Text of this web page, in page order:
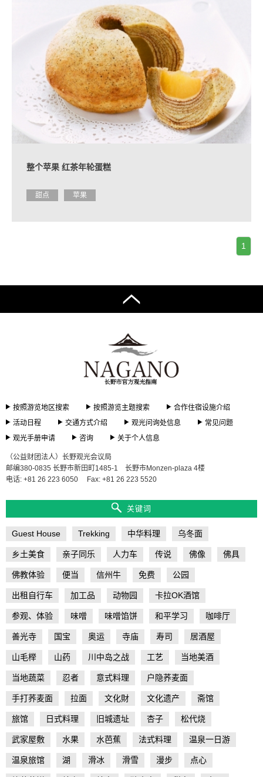
整个苹果 红茶年轮蛋糕
甜点 苹果
1
按照游览地区搜索 按照游览主题搜索
合作住宿设施介绍
活动日程
交通方式介绍 观光问询处信息
常见问题
观光手册申请
咨询 关于个人信息
（公益财团法人）长野观光会议局
邮编380-0835 长野市新田町1485-1 长野市Monzen-plaza 4楼
电话: +81 26 223 6050
Fax: +81 26 223 5520
关键词
Guest House Trekking 中华料理 乌冬面
乡土美食 亲子同乐 人力车 传说 佛像 佛具
佛教体验 便当 信州牛 免费 公园
出租自行车 加工品 动物园 卡拉OK酒馆
参观、体验 味噌 味噌馅饼 和平学习 咖啡厅
善光寺 国宝 奥运 寺庙 寿司 居酒屋
山毛榉 山药 川中岛之战 工艺 当地美酒
当地蔬菜 忍者 意式料理 户隐荞麦面
手打荞麦面 拉面 文化財 文化遗产 斋馆
旅馆 日式料理 旧城遗址 杏子 松代烧
武家屋敷 水果 水芭蕉 法式料理 温泉一日游
温泉旅馆 湖 滑冰 滑雪 漫步 点心